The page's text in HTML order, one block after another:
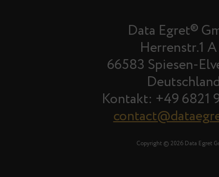
Data Egret®
Herrenstr.1
66583 Spiesen-
Kontakt: +49 6821
Copyright © 2026 Data Egret